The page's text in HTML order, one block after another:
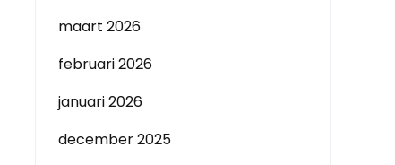
maart 2026
februari 2026
januari 2026
december 2025